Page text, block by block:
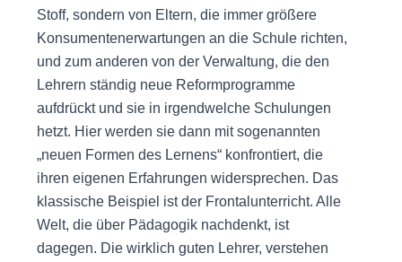
Stoff, sondern von Eltern, die immer größere
Konsumentenerwartungen an die Schule richten,
und zum anderen von der Verwaltung, die den
Lehrern ständig neue Reformprogramme
aufdrückt und sie in irgendwelche Schulungen
hetzt. Hier werden sie dann mit sogenannten
„neuen Formen des Lernens“ konfrontiert, die
ihren eigenen Erfahrungen widersprechen. Das
klassische Beispiel ist der Frontalunterricht. Alle
Welt, die über Pädagogik nachdenkt, ist
dagegen. Die wirklich guten Lehrer, verstehen